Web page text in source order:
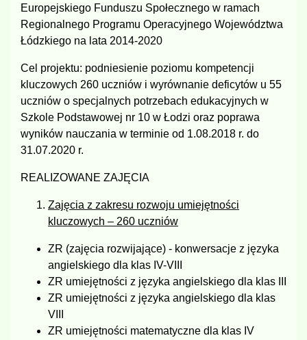
Europejskiego Funduszu Społecznego w ramach
Regionalnego Programu Operacyjnego Województwa
Łódzkiego na lata 2014-2020
Cel projektu: podniesienie poziomu kompetencji
kluczowych 260 uczniów i wyrównanie deficytów u 55
uczniów o specjalnych potrzebach edukacyjnych w
Szkole Podstawowej nr 10 w Łodzi oraz poprawa
wyników nauczania w terminie od 1.08.2018 r. do
31.07.2020 r.
REALIZOWANE ZAJĘCIA
Zajęcia z zakresu rozwoju umiejętności
kluczowych – 260 uczniów
ZR (zajęcia rozwijające) - konwersacje z języka
angielskiego dla klas IV-VIII
ZR umiejętności z języka angielskiego dla klas III
ZR umiejętności z języka angielskiego dla klas
VIII
ZR umiejętności matematyczne dla klas IV